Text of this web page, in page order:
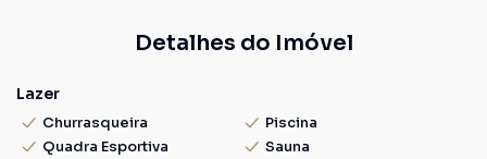
Detalhes do Imóvel
Lazer
Churrasqueira
Piscina
Quadra Esportiva
Sauna